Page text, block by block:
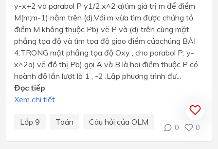
y-x+2 và parabol P y1/2.x^2 a)tìm giá trị m để điểm
M(m;m-1) nằm trên (d).Với m vừa tìm được chứng tỏ
điểm M không thuộc Pb) vẽ P và (d) trên cùng mặt
phẳng tọa độ và tìm tọa độ giao điểm củachúng BÀI
4:TRONG mặt phẳng tọa độ Oxy , cho parabol P: y-
x^2a) vẽ đồ thị Pb) gọi A và B là hai điểm thuộc P có
hoành độ lần lượt là 1 , -2 .Lập phuơng trình đư...
Đọc tiếp
Xem chi tiết
Lớp 9 Toán Câu hỏi của OLM
0 0